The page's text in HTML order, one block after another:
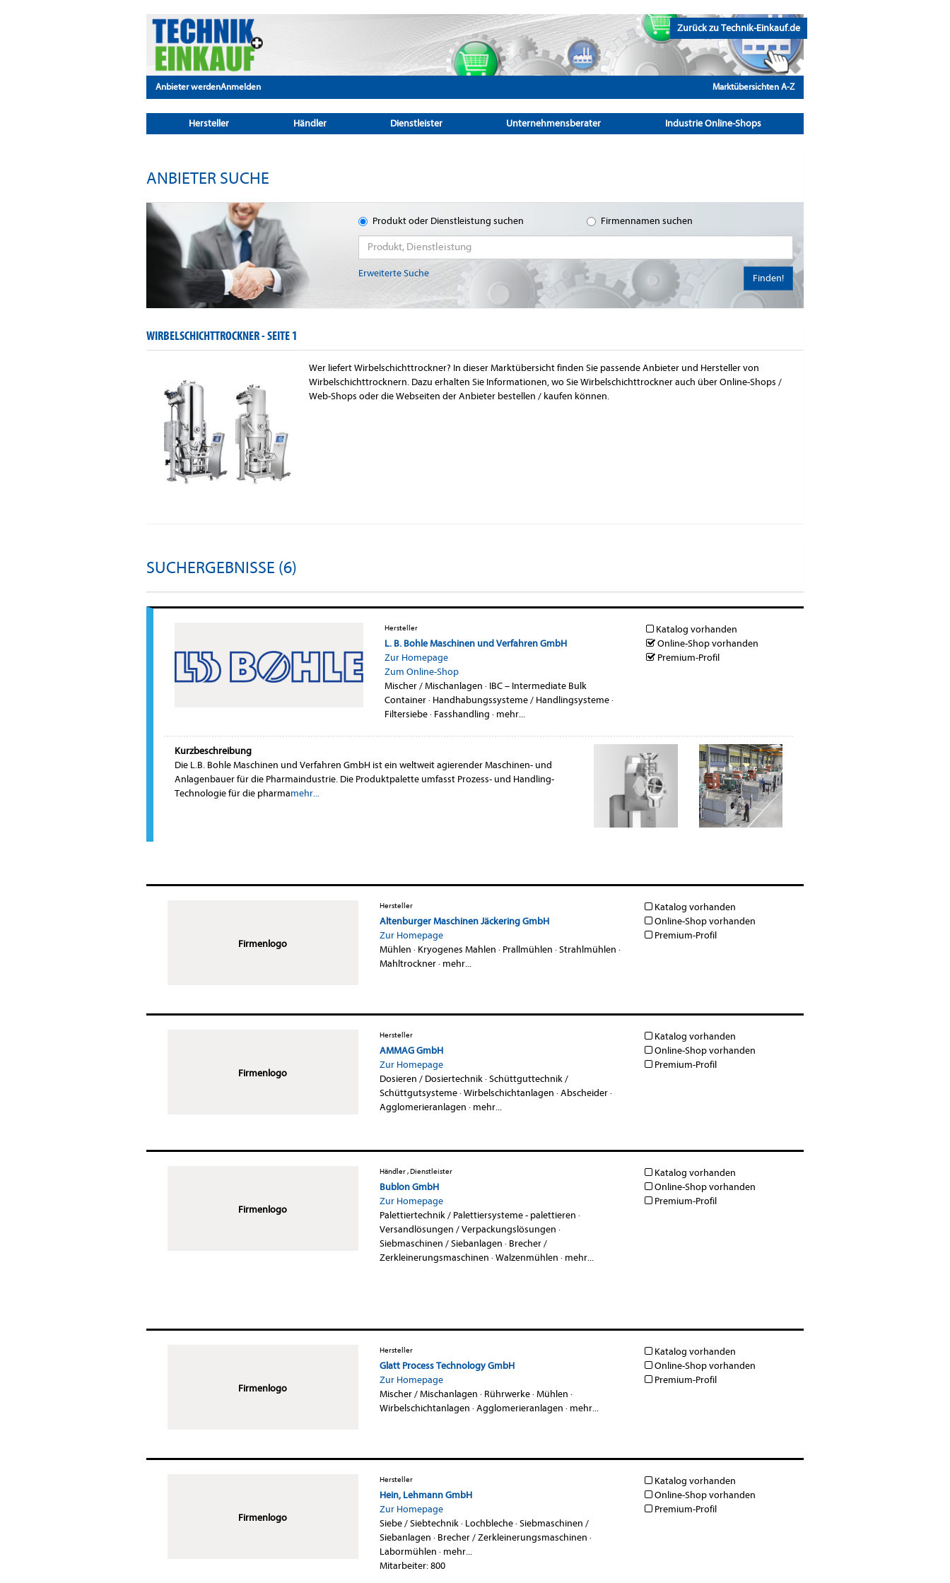
Zurück zu Technik-Einkauf.de
Anbieter werdenAnmelden Marktübersichten A-Z
Hersteller Händler Dienstleister Unternehmensberater Industrie Online-Shops
ANBIETER SUCHE
Produkt oder Dienstleistung suchen Firmennamen suchen
Erweiterte Suche Finden!
WIRBELSCHICHTTROCKNER -SEITE 1
Wer liefert Wirbelschichttrockner? In dieser Marktübersicht finden Sie passende Anbieter und Hersteller von
Wirbelschichttrocknern. Dazu erhalten Sie Informationen, wo Sie Wirbelschichttrockner auch über Online-Shops /
Web-Shops oder die Webseiten der Anbieter bestellen / kaufen können.
SUCHERGEBNISSE (6)
Hersteller
L. B. Bohle Maschinen und Verfahren GmbH
Zur Homepage
Zum Online-Shop
Mischer / Mischanlagen · IBC – Intermediate Bulk
Container· Handhabungssysteme / Handlingsysteme·
Filtersiebe· Fasshandling · mehr...
Katalog vorhanden
Online-Shop vorhanden
Premium-Profil
Kurzbeschreibung
Die L.B. Bohle Maschinen und Verfahren GmbH ist ein weltweit agierender Maschinen- und
Anlagenbauer für die Pharmaindustrie. Die Produktpalette umfasst Prozess- und Handling-
Technologie für die pharmamehr...
Firmenlogo
Hersteller
Altenburger Maschinen Jäckering GmbH
Zur Homepage
Mühlen · Kryogenes Mahlen · Prallmühlen ·Strahlmühlen ·
Mahltrockner· mehr...
Katalog vorhanden
Online-Shop vorhanden
Premium-Profil
Firmenlogo
Hersteller
AMMAG GmbH
Zur Homepage
Dosieren / Dosiertechnik·Schüttguttechnik /
Schüttgutsysteme·Wirbelschichtanlagen ·Abscheider·
Agglomerieranlagen · mehr...
Katalog vorhanden
Online-Shop vorhanden
Premium-Profil
Firmenlogo
Händler , Dienstleister
Bublon GmbH
Zur Homepage
Palettiertechnik / Palettiersysteme - palettieren ·
Versandlösungen / Verpackungslösungen ·
Siebmaschinen / Siebanlagen · Brecher /
Zerkleinerungsmaschinen ·Walzenmühlen · mehr...
Katalog vorhanden
Online-Shop vorhanden
Premium-Profil
Firmenlogo
Hersteller
Glatt Process Technology GmbH
Zur Homepage
Mischer / Mischanlagen · Rührwerke·Mühlen ·
Wirbelschichtanlagen ·Agglomerieranlagen · mehr...
Katalog vorhanden
Online-Shop vorhanden
Premium-Profil
Firmenlogo
Hersteller
Hein, Lehmann GmbH
Zur Homepage
Siebe / Siebtechnik· Lochbleche·Siebmaschinen /
Siebanlagen · Brecher / Zerkleinerungsmaschinen ·
Labormühlen · mehr...
Mitarbeiter: 800
Katalog vorhanden
Online-Shop vorhanden
Premium-Profil